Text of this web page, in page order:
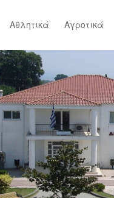
Αθλητικά Αγροτικά